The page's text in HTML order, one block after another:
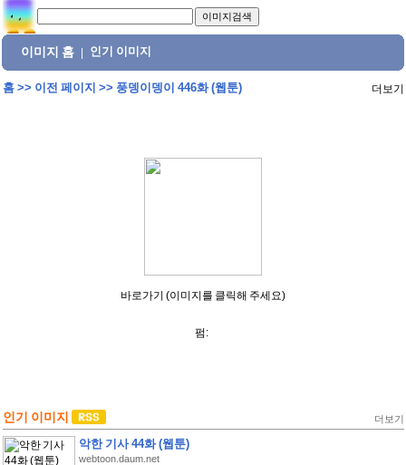
이미지 홈 인기 이미지
홈>> 이전 페이지 >> 풍뎅이뎅이 446화 (웹툰) 더보기
바로가기 (이미지를 클릭해 주세요)
펌:
인기 이미지 더보기
악한 기사 44화 (웹툰)
webtoon.daum.net